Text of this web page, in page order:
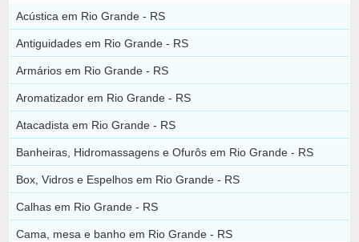
Acústica em Rio Grande - RS
Antiguidades em Rio Grande - RS
Armários em Rio Grande - RS
Aromatizador em Rio Grande - RS
Atacadista em Rio Grande - RS
Banheiras, Hidromassagens e Ofurôs em Rio Grande - RS
Box, Vidros e Espelhos em Rio Grande - RS
Calhas em Rio Grande - RS
Cama, mesa e banho em Rio Grande - RS